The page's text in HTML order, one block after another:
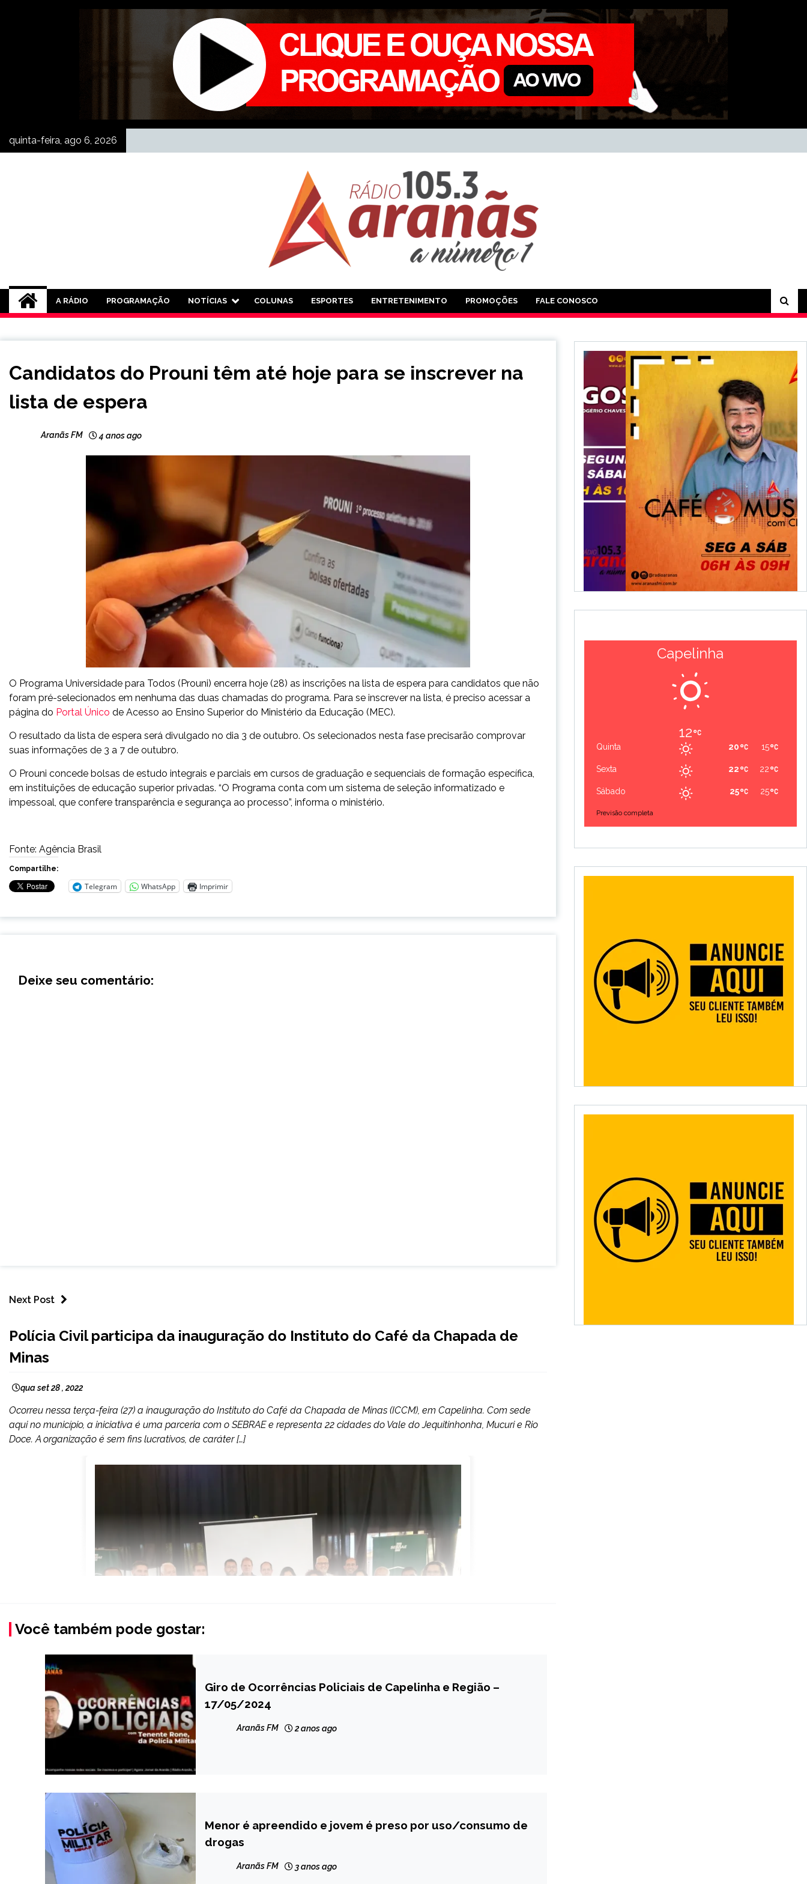
quinta-feira, ago 6, 2026
Rádio Aranãs 105.3
A RÁDIO PROGRAMAÇÃO NOTÍCIAS COLUNAS ESPORTES ENTRETENIMENTO PROMOÇÕES FALE CONOSCO
NOTÍCIAS
Candidatos do Prouni têm até hoje para se inscrever na
lista de espera
Aranãs FM 4 anos ago
O Programa Universidade para Todos (Prouni) encerra hoje (28) as inscrições na lista de espera para candidatos que não
foram pré-selecionados em nenhuma das duas chamadas do programa. Para se inscrever na lista, é preciso acessar a
página do Portal Único de Acesso ao Ensino Superior do Ministério da Educação (MEC).
O resultado da lista de espera será divulgado no dia 3 de outubro. Os selecionados nesta fase precisarão comprovar
suas informações de 3 a 7 de outubro.
O Prouni concede bolsas de estudo integrais e parciais em cursos de graduação e sequenciais de formação específica,
em instituições de educação superior privadas. “O Programa conta com um sistema de seleção informatizado e
impessoal, que confere transparência e segurança ao processo”, informa o ministério.
Fonte: Agência Brasil
Compartilhe:
Telegram WhatsApp Imprimir
Deixe seu comentário:
Next Post
NOTÍCIAS
Polícia Civil participa da inauguração do Instituto do Café da Chapada de
Minas
qua set 28 , 2022
Ocorreu nessa terça-feira (27) a inauguração do Instituto do Café da Chapada de Minas (ICCM), em Capelinha. Com sede
aqui no município, a iniciativa é uma parceria com o SEBRAE e representa 22 cidades do Vale do Jequitinhonha, Mucuri e Rio
Doce. A organização é sem fins lucrativos, de caráter […]
Você também pode gostar:
CAPELINHA
MINAS
Giro de Ocorrências Policiais de Capelinha e Região –
17/05/2024
Aranãs FM 2 anos ago
CAPELINHA
MINAS
Menor é apreendido e jovem é preso por uso/consumo de
drogas
Aranãs FM 3 anos ago
Capelinha
12
Quinta 15
20
Sexta 22
22
Sábado 25
25
Previsão completa